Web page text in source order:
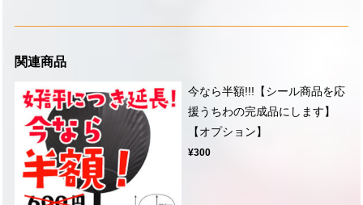
関連商品
今なら半額!!!【シール商品を応
援うちわの完成品にします】
【オプション】
¥300